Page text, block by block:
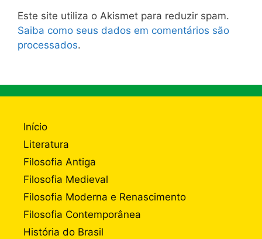
Este site utiliza o Akismet para reduzir spam.
Saiba como seus dados em comentários são
processados.
Início
Literatura
Filosofia Antiga
Filosofia Medieval
Filosofia Moderna e Renascimento
Filosofia Contemporânea
História do Brasil